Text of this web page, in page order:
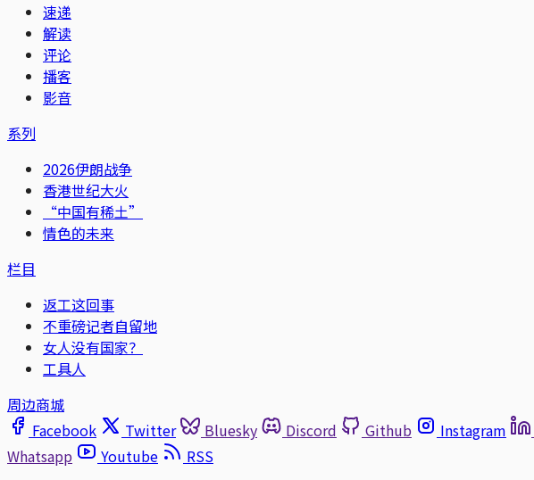
速递
解读
评论
播客
影音
系列
2026伊朗战争
香港世纪大火
“中国有稀土”
情色的未来
栏目
返工这回事
不重磅记者自留地
女人没有国家？
工具人
周边商城
Facebook
Twitter Bluesky Discord Github Instagram
Whatsapp
Youtube RSS